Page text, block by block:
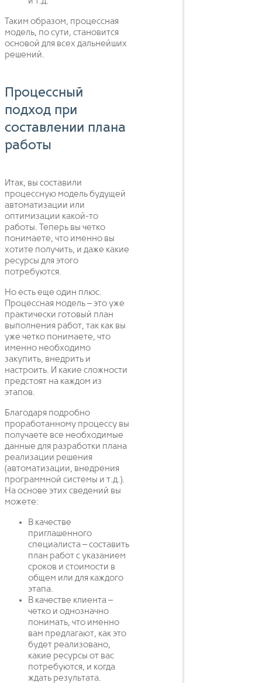
Таким образом, процессная
модель, по сути, становится
основой для всех дальнейших
решений.
Процессный
подход при
составлении плана
работы
Итак, вы составили
процессную модель будущей
автоматизации или
оптимизации какой-то
работы. Теперь вы четко
понимаете, что именно вы
хотите получить, и даже какие
ресурсы для этого
потребуются.
Но есть еще один плюс.
Процессная модель – это уже
практически готовый план
выполнения работ, так как вы
уже четко понимаете, что
именно необходимо
закупить, внедрить и
настроить. И какие сложности
предстоят на каждом из
этапов.
Благодаря подробно
проработанному процессу вы
получаете все необходимые
данные для разработки плана
реализации решения
(автоматизации, внедрения
программной системы и т.д.).
На основе этих сведений вы
можете:
В качестве
приглашенного
специалиста – составить
план работ с указанием
сроков и стоимости в
общем или для каждого
этапа.
В качестве клиента –
четко и однозначно
понимать, что именно
вам предлагают, как это
будет реализовано,
какие ресурсы от вас
потребуются, и когда
ждать результата.